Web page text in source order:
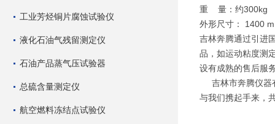
工业芳烃铜片腐蚀试验仪
液化石油气残留测定仪
石油产品蒸气压试验器
总硫含量测定仪
航空燃料冻结点试验仪
重 量：约300kg
外形尺寸： 1400
吉林奔腾通过引进
品，如运动粘度测
设有成熟的售后服
吉林市奔腾仪器
与我们携起手来，